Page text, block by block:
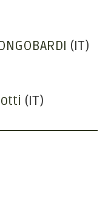
(IT)
(IT)